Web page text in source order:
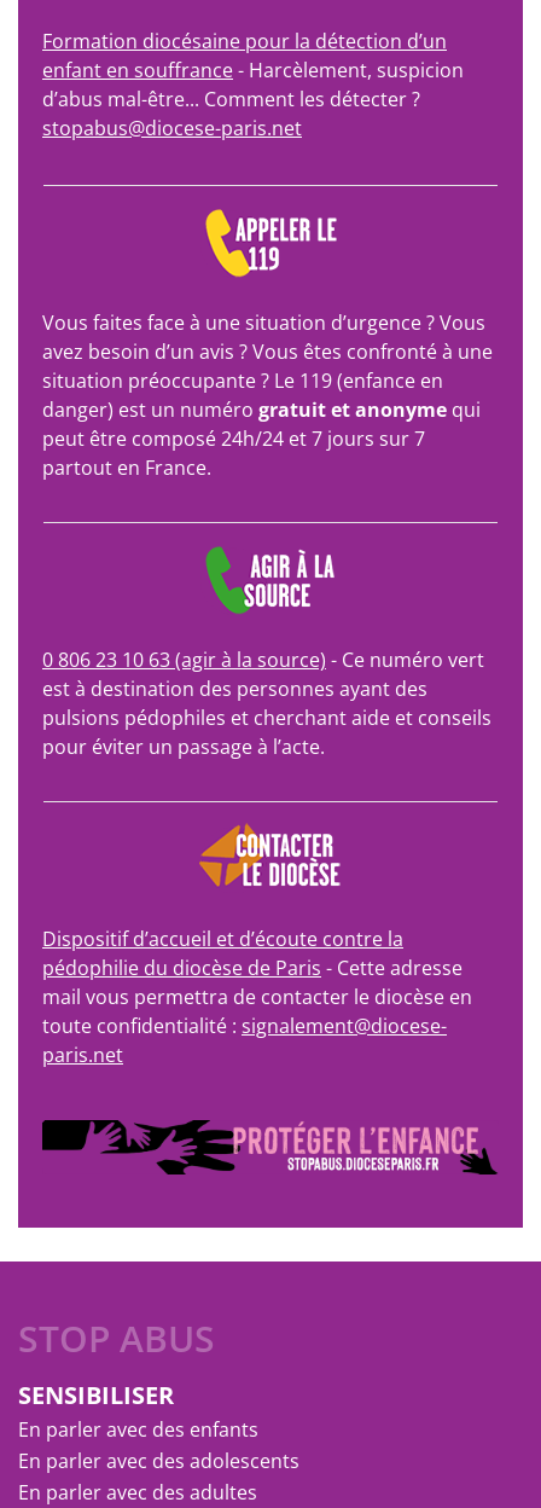
Formation diocésaine pour la détection d’un
enfant en souffrance- Harcèlement, suspicion
d’abus mal-être... Comment les détecter ?
stopabus@diocese-paris.net
Vous faites face à une situation d’urgence ? Vous
avez besoin d’un avis ? Vous êtes confronté à une
situation préoccupante ? Le 119 (enfance en
danger) est un numéro gratuit et anonyme qui
peut être composé 24h/24 et 7 jours sur 7
partout en France.
0 806 23 10 63 (agir à la source) - Ce numéro vert
est à destination des personnes ayant des
pulsions pédophiles et cherchant aide et conseils
pour éviter un passage à l’acte.
Dispositif d’accueil et d’écoute contre la
pédophilie du diocèse de Paris - Cette adresse
mail vous permettra de contacter le diocèse en
toute confidentialité : signalement@diocese-
paris.net
STOP ABUS
SENSIBILISER
En parler avec des enfants
En parler avec des adolescents
En parler avec des adultes